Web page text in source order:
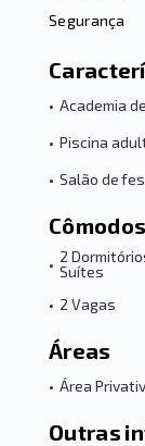
Segurança
• Academia
• Piscina
• Salão de
Cômodos
• 2
Suítes
• 2 Vagas
Áreas
• Área
Outras